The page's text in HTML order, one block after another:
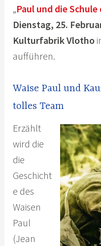
„Paul und die Schule
Dienstag, 25.
Kulturfabrik Vlotho
aufführen.
Waise Paul und
tolles Team
Erzählt
wird die
die
Geschicht
e des
Waisen
Paul
(Jean